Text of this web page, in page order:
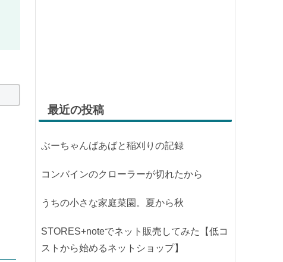
最近の投稿
ぶーちゃんばあばと稲刈りの記録
コンバインのクローラーが切れたから
うちの小さな家庭菜園。夏から秋
STORES+noteでネット販売してみた【低コ
ストから始めるネットショップ】